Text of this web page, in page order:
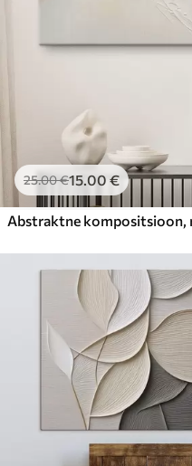
25.00€15.00 €